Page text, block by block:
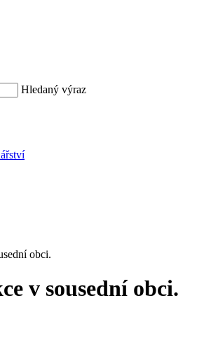
Hledaný výraz
obci.
v sousední obci.